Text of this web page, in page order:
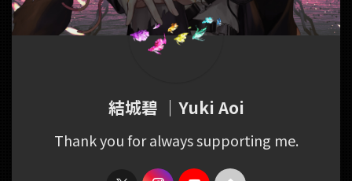
結城碧 ｜Yuki Aoi
Thank you for always supporting me.